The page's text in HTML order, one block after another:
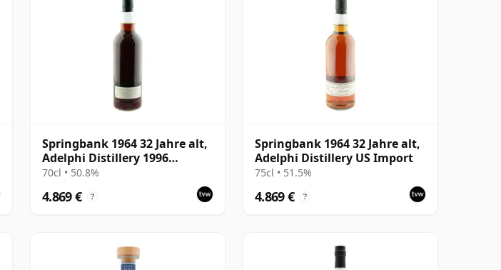
Springbank 1964 32 Jahre alt,
Adelphi Distillery 1996
Bottling
70cl • 50.8%
4.869 € ?
Springbank 1964 32 Jahre alt,
Adelphi Distillery US Import
75cl • 51.5%
4.869 € ?